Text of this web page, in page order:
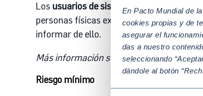
En Pacto Mundial de
cookies propias y de
asegurar el
das a nuestro
seleccionando
dándole al botón
Los usuarios de sistemas de
personas físicas expuestas a él.
informar de ello.
Más información sobre estas
Riesgo mínimo